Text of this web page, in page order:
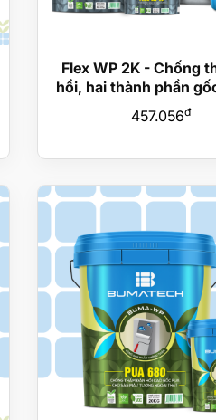
Flex WP 2K - Chống
hồi, hai thành phần
457.056đ